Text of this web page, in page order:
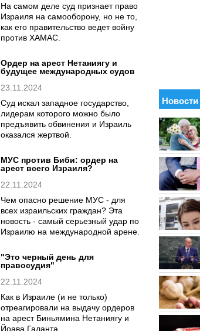
На самом деле суд признает право
Израиля на самооборону, но не то,
как его правительство ведет войну
против ХАМАС.
Ордер на арест Нетаниягу и
будущее международных судов
23.11.2024
Суд искал западное государство,
лидерам которого можно было
предъявить обвинения и Израиль
оказался жертвой.
МУС против Биби: ордер на
арест всего Израиля?
22.11.2024
Чем опасно решение МУС - для
всех израильских граждан? Эта
новость - самый серьезный удар по
Израилю на международной арене.
"Это черный день для
правосудия"
22.11.2024
Как в Израиле (и не только)
отреагировали на выдачу ордеров
на арест Биньямина Нетаниягу и
Йоава Галанта.